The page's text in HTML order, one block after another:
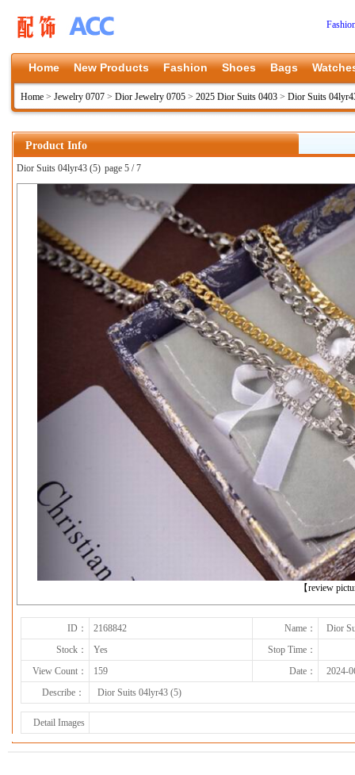
Home New Products Fashion Shoes Bags
Home > Jewelry 0707 > Dior Jewelry 0705 > 2025 Dior Suits 0403 > Dior Suits
Product Info
Dior Suits 04lyr43 (5) page 5 / 7
【review
下一张
ID： 2168842 Name：
Dior
Stock：
Yes
Stop Time：
View Count：
159 Date：
2024-
Describe：
Dior Suits 04lyr43 (5)
Detail Images